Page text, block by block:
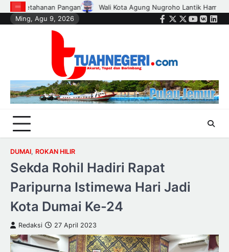
Skip
to
Hampir Seribu Ketua RT, RW, dan Pengurus Dasa Wisma di Tujuh
Ming, Agu 9, 2026
Facebook
Twitter
Instagram
Youtube
VK
DUMAI, ROKAN HILIR
Sekda Rohil Hadiri Rapat
Paripurna Istimewa Hari Jadi
Kota Dumai Ke-24
Redaksi 27 April 2023